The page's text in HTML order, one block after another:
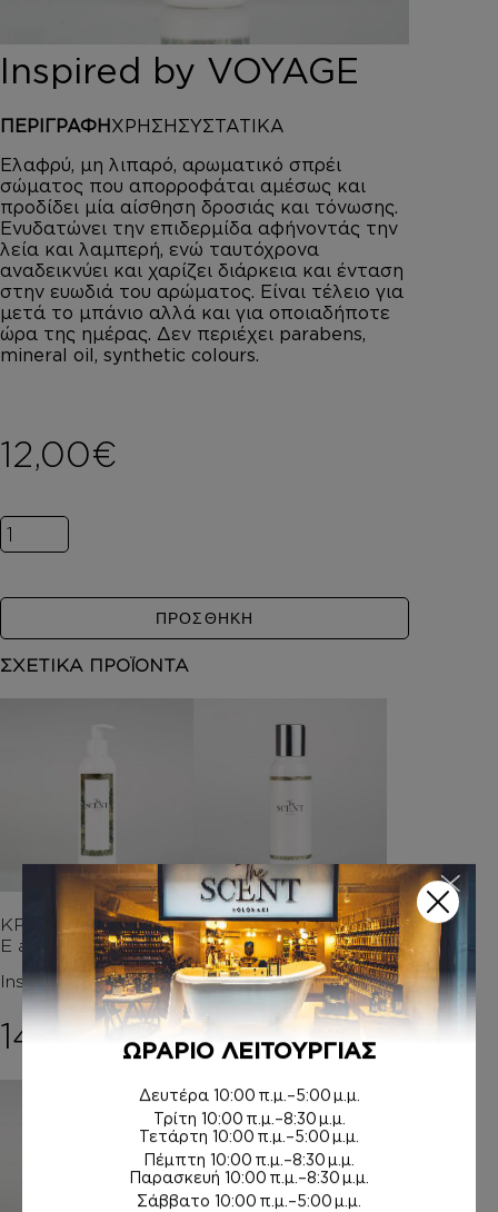
AUSTRALIAN GOLD
HOROMIA
SPECIAL OFFERS
ΣΥΝΔΕΣΗ
ΚΑΛΑΘΙ
Inspired by VOYAGE
ΠΕΡΙΓΡΑΦΗ ΧΡΗΣΗ ΣΥΣΤΑΤΙΚΑ
Ελαφρύ, μη λιπαρό, αρωματικό σπρέι
σώματος που απορροφάται αμέσως και
προδίδει μία αίσθηση δροσιάς και τόνωσης.
Ενυδατώνει την επιδερμίδα αφήνοντάς την
λεία και λαμπερή, ενώ ταυτόχρονα
αναδεικνύει και χαρίζει διάρκεια και ένταση
στην ευωδιά του αρώματος. Είναι τέλειο για
μετά το μπάνιο αλλά και για οποιαδήποτε
ώρα της ημέρας. Δεν περιέχει parabens,
mineral oil, synthetic colours.
12,00€
Inspired by VOYAGE ποσότητα
ΠΡΟΣΘΗΚΗ
ΣΧΕΤΙΚΑ ΠΡΟΪΟΝΤΑ
ΚΡΕΜΑ ΣΩΜΑΤΟΣ Μ
Ε argan oil
Inspired by VOYAGE
14,00€
ΑΦΡΟΛΟΥΤΡΑ
Inspired by VOYAGE
6,00€ –
8,00€Price
ΩΡΑΡΙΟ ΛΕΙΤΟΥΡΓΙΑΣ
Δευτέρα 10:00 π.μ.–5:00 μ.μ.
Τρίτη 10:00 π.μ.–8:30 μ.μ.
Τετάρτη 10:00 π.μ.–5:00 μ.μ.
Πέμπτη 10:00 π.μ.–8:30 μ.μ.
Παρασκευή 10:00 π.μ.–8:30 μ.μ.
Σάββατο 10:00 π.μ.–5:00 μ.μ.